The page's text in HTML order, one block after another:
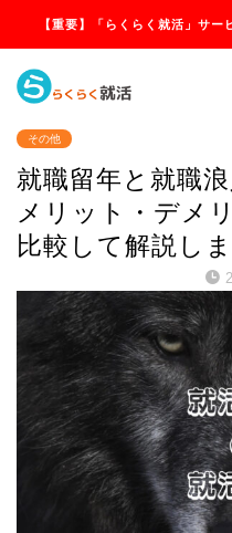
【重要】「らくらく就活」サ
その他
就職留年と就職
メリット・デメ
比較して解説しま